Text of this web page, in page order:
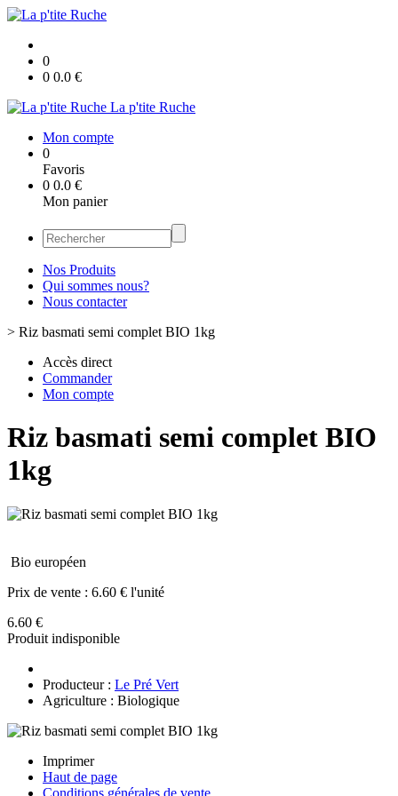
0
0 0.0 €
La p'tite Ruche
Mon compte
0
Favoris
0 0.0 €
Mon panier
Nos Produits
Qui sommes nous?
Nous contacter
> Riz basmati semi complet BIO 1kg
Accès direct
Commander
Mon compte
Riz basmati semi complet BIO
1kg
Bio européen
Prix de vente : 6.60 € l'unité
6.60 €
Produit indisponible
Producteur : Le Pré Vert
Agriculture : Biologique
Imprimer
Haut de page
Conditions générales de vente